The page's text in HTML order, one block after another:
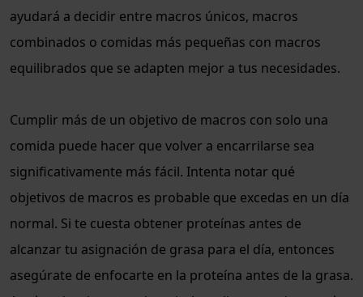
ayudará a decidir entre macros únicos, macros
combinados o comidas más pequeñas con macros
equilibrados que se adapten mejor a tus necesidades.
Cumplir más de un objetivo de macros con solo una
comida puede hacer que volver a encarrilarse sea
significativamente más fácil. Intenta notar qué
objetivos de macros es probable que excedas en un día
normal. Si te cuesta obtener proteínas antes de
alcanzar tu asignación de grasa para el día, entonces
asegúrate de enfocarte en la proteína antes de la grasa.